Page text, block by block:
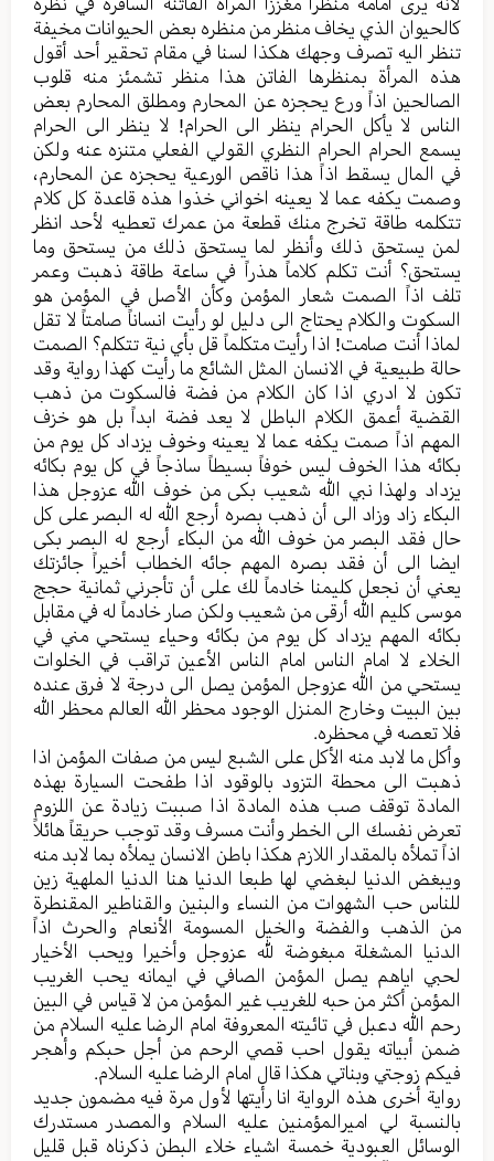
کالحیوان الذي یخاف منظر من منظره بعض الحیوانات مخیفة
تنظر الیه تصرف وجهك هکذا لسنا في مقام تحقیر أحد أقول
هذه المرأة بمنظرها الفاتن هذا منظر تشمئز منه قلوب
الصالحین اذاً ورع یحجزه عن المحارم ومطلق المحارم بعض
الناس لا یأکل الحرام ینظر الی الحرام! لا ینظر الی الحرام
یسمع الحرام الحرام النظري القولي الفعلي متنزه عنه ولکن
في المال یسقط اذاً هذا ناقص الورعیة یحجزه عن المحارم،
وصمت یکفه عما لا یعینه اخواني خذوا هذه قاعدة کل کلام
تتکلمه طاقة تخرج منك قطعة من عمرك تعطیه لأحد انظر
لمن یستحق ذلك وأنظر لما یستحق ذلك من یستحق وما
یستحق؟ أنت تکلم کلاماً هذراً في ساعة طاقة ذهبت وعمر
تلف اذاً الصمت شعار المؤمن وکأن الأصل في المؤمن هو
السکوت والکلام یحتاج الی دلیل لو رأيت انساناً صامتاً لا تقل
لماذا أنت صامت! اذا رأيت متکلماً قل بأي نیة تتکلم؟ الصمت
حالة طبیعیة في الانسان المثل الشائع ما رأيت کهذا روایة وقد
تکون لا ادري اذا کان الکلام من فضة فالسکوت من ذهب
القضیة أعمق الکلام الباطل لا یعد فضة ابداً بل هو خزف
المهم اذاً صمت یکفه عما لا یعینه وخوف یزداد کل یوم من
بکائه هذا الخوف لیس خوفاً بسیطاً ساذجاً في کل یوم بکائه
یزداد ولهذا نبي الله شعیب بکی من خوف الله عزوجل هذا
البکاء زاد وزاد الی أن ذهب بصره أرجع الله له البصر علی کل
حال فقد البصر من خوف الله من البکاء أرجع له البصر بکی
ایضا الی أن فقد بصره المهم جائه الخطاب أخیراً جائزتك
يعني أن نجعل کلیمنا خادماً لك علی أن تأجرني ثمانیة حجج
موسی کلیم الله أرقی من شعیب ولکن صار خادماً له في مقابل
بکائه المهم یزداد کل یوم من بکائه وحیاء یستحي مني في
الخلاء لا امام الناس امام الناس الأعین تراقب في الخلوات
یستحي من الله عزوجل المؤمن یصل الی درجة لا فرق عنده
بین البیت وخارج المنزل الوجود محظر الله العالم محظر الله
فلا تعصه في محظره.
وأکل ما لابد منه الأکل علی الشبع لیس من صفات المؤمن اذا
ذهبت الی محطة التزود بالوقود اذا طفحت السیارة بهذه
المادة توقف صب هذه المادة اذا صببت زيادة عن اللزوم
تعرض نفسك الی الخطر وأنت مسرف وقد توجب حریقاً هائلاً
اذاً تملأه بالمقدار اللازم هکذا باطن الانسان یملأه بما لابد منه
ویبغض الدنیا لبغضي لها طبعا الدنیا هنا الدنیا الملهیة زین
للناس حب الشهوات من النساء والبنین والقناطیر المقنطرة
من الذهب والفضة والخیل المسومة الأنعام والحرث اذاً
الدنیا المشغلة مبغوضة لله عزوجل وأخيرا ویحب الأخیار
لحبي ایاهم یصل المؤمن الصافي في ایمانه یحب الغریب
المؤمن أکثر من حبه للغریب غیر المؤمن من لا قیاس في البین
رحم الله دعبل في تائيته المعروفة امام الرضا علیه السلام من
ضمن أبیاته یقول احب قصي الرحم من أجل حبکم وأهجر
فيكم زوجتي وبناتي هکذا قال امام الرضا علیه السلام.
روایة أخرى هذه الروایة انا رأيتها لأول مرة فیه مضمون جدید
بالنسبة لي امیرالمؤمنين علیه السلام والمصدر مستدرك
الوسائل العبودیة خمسة اشیاء خلاء البطن ذکرناه قبل قلیل